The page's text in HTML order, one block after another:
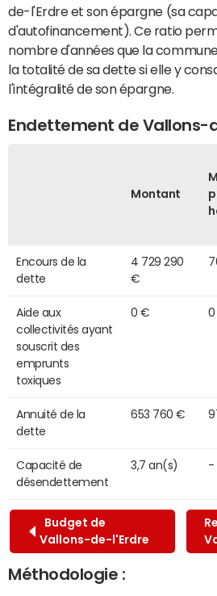
de-l'Erdre et son épargne (sa
d'autofinancement). Ce ratio
nombre d'années que la
la totalité de sa dette si elle y
l'intégralité de son épargne.
Endettement de Vallons-
Montant
Encours de la
dette
4 729 290
€
Aide aux
collectivités ayant
souscrit des
emprunts
toxiques
0 €
Annuité de la
dette
653 760 €
Capacité de
désendettement
3,7 an(s) -
Budget de
Vallons-de-l'Erdre
Méthodologie :